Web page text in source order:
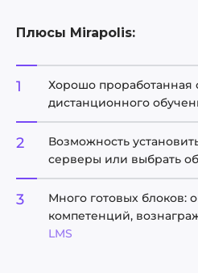
Плюсы Mirapolis:
Хорошо проработанная
дистанционного
Возможность
серверы или выбрать
Много готовых блоков:
компетенций,
LMS